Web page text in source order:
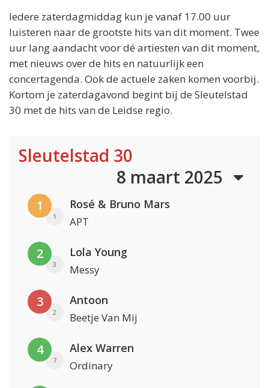
Iedere zaterdagmiddag kun je vanaf 17.00 uur
luisteren naar de grootste hits van dit moment. Twee
uur lang aandacht voor dé artiesten van dit moment,
met nieuws over de hits en natuurlijk een
concertagenda. Ook de actuele zaken komen voorbij.
Kortom je zaterdagavond begint bij de Sleutelstad
30 met de hits van de Leidse regio.
Sleutelstad 30
8 maart 2025
1
1
Rosé & Bruno Mars
APT
2
3
Lola Young
Messy
3
2
Antoon
Beetje Van Mij
4
7
Alex Warren
Ordinary